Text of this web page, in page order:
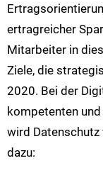
ertragreicher
Mitarbeiter in
Ziele, die
2020. Bei der
kompetenten
wird
dazu: